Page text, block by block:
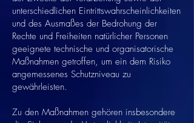
unterschiedlichen Eintrittswahrscheinlichkeiten
und des Ausmaßes der Bedrohung der
Rechte und Freiheiten natürlicher Personen
geeignete technische und organisatorische
Maßnahmen getroffen, um ein dem Risiko
angemessenes Schutzniveau zu
gewährleisten.
Zu den Maßnahmen gehören insbesondere